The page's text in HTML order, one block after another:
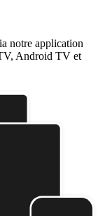
notre application
Android TV et